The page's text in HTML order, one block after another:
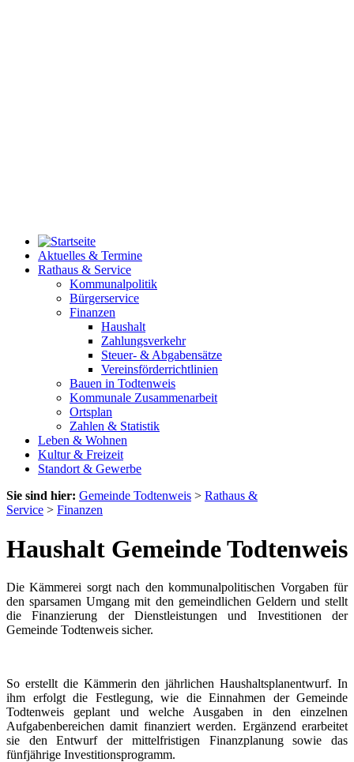
Aktuelles & Termine
Rathaus & Service
Kommunalpolitik
Bürgerservice
Finanzen
Haushalt
Zahlungsverkehr
Steuer- & Abgabensätze
Vereinsförderrichtlinien
Bauen in Todtenweis
Kommunale Zusammenarbeit
Ortsplan
Zahlen & Statistik
Leben & Wohnen
Kultur & Freizeit
Standort & Gewerbe
Sie sind hier: Gemeinde Todtenweis > Rathaus &
Service > Finanzen
Haushalt Gemeinde Todtenweis
Die Kämmerei sorgt nach den kommunalpolitischen Vorgaben für
den sparsamen Umgang mit den gemeindlichen Geldern und stellt
die Finanzierung der Dienstleistungen und Investitionen der
Gemeinde Todtenweis sicher.
So erstellt die Kämmerin den jährlichen Haushaltsplanentwurf. In
ihm erfolgt die Festlegung, wie die Einnahmen der Gemeinde
Todtenweis geplant und welche Ausgaben in den einzelnen
Aufgabenbereichen damit finanziert werden. Ergänzend erarbeitet
sie den Entwurf der mittelfristigen Finanzplanung sowie das
fünfjährige Investitionsprogramm.